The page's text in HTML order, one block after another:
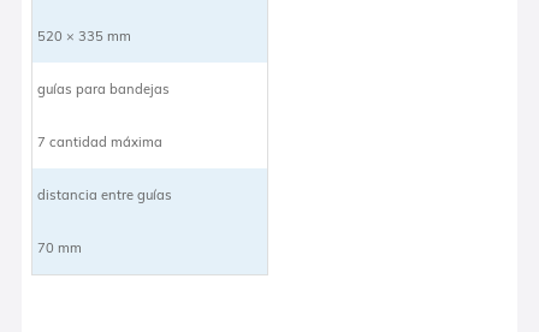
520 × 335 mm
guías para bandejas
7 cantidad máxima
distancia entre guías
70 mm